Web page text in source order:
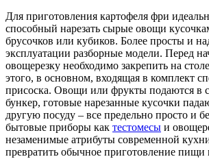
Для приготовления картофеля фри
способный нарезать сырые овощи
брусочков или кубиков. Более просты и
эксплуатации разборные модели. Перед
овощерезку необходимо закрепить на
этого, в основном, входящая в комплект
присоска. Овощи или фрукты подаются в
бункер, готовые нарезанные кусочки
другую посуду – все предельно просто и
бытовые приборы как тестомесы и
незаменимые атрибуты современной
превратить обычное приготовление пищи